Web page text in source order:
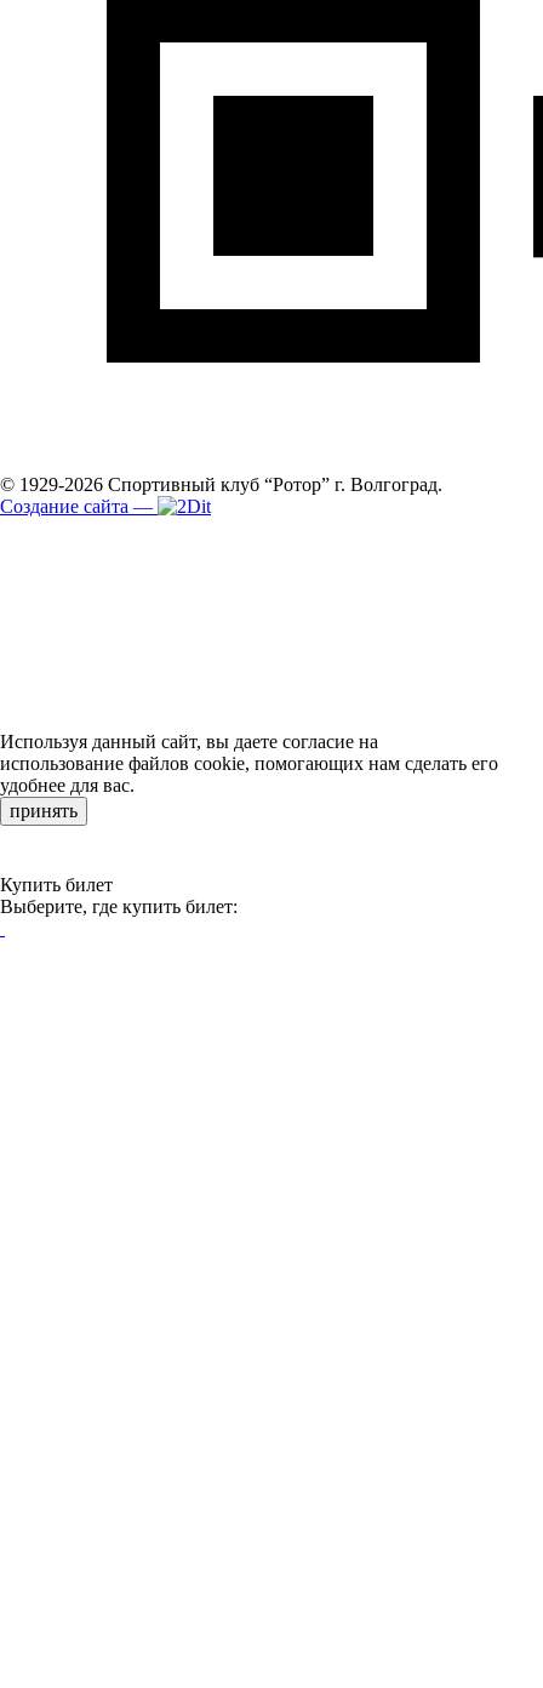
© 1929-2026 Спортивный клуб “Ротор” г. Волгоград.
Создание сайта —
Используя данный сайт, вы даете согласие на
использование файлов cookie, помогающих нам сделать его
удобнее для вас.
принять
Купить билет
Выберите, где купить билет: